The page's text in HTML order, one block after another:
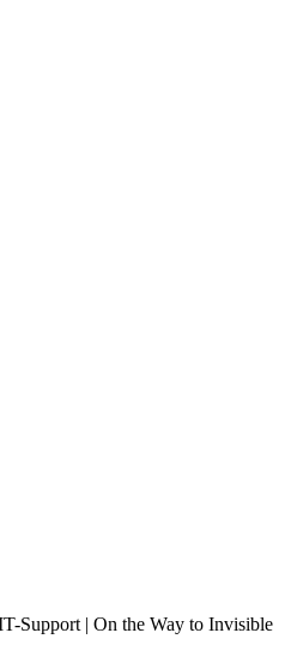
Support | On the Way to Invisible